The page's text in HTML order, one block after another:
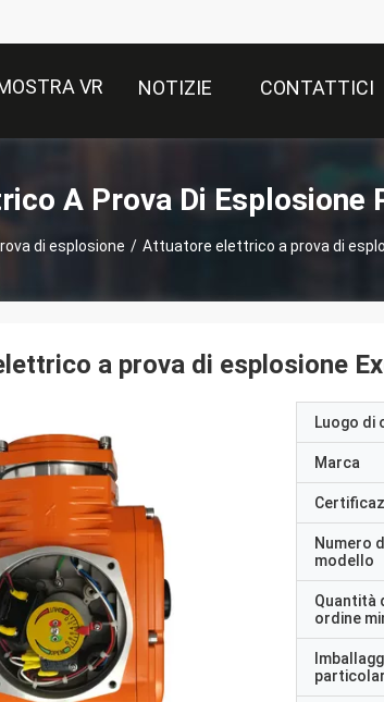
VR NOTIZIE CONTATTICI
A Prova Di Esplosione
di esplosione / Attuatore elettrico a prova di
a prova di esplosione
Luogo di
Marca
Numero
modello
Quantità
ordine